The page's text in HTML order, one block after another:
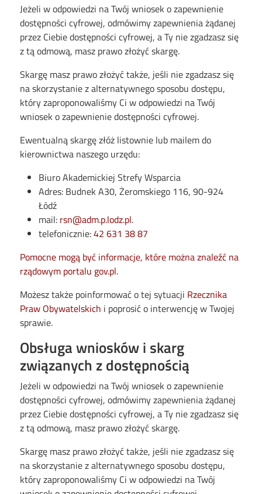
Jeżeli w odpowiedzi na Twój wniosek o zapewnienie
dostępności cyfrowej, odmówimy zapewnienia żądanej
przez Ciebie dostępności cyfrowej, a Ty nie zgadzasz się
z tą odmową, masz prawo złożyć skargę.
Skargę masz prawo złożyć także, jeśli nie zgadzasz się
na skorzystanie z alternatywnego sposobu dostępu,
który zaproponowaliśmy Ci w odpowiedzi na Twój
wniosek o zapewnienie dostępności cyfrowej.
Ewentualną skargę złóż listownie lub mailem do
kierownictwa naszego urzędu:
Biuro Akademickiej Strefy Wsparcia
Adres: Budnek A30, Żeromskiego 116, 90-924
Łódź
mail: rsn@adm.p.lodz.pl.
telefonicznie:42 631 38 87
Pomocne mogą być informacje, które można znaleźć na
rządowym portalu gov.pl.
Możesz także poinformować o tej sytuacji Rzecznika
Praw Obywatelskich i poprosić o interwencję w Twojej
sprawie.
Obsługa wniosków i skarg
związanych z dostępnością
Jeżeli w odpowiedzi na Twój wniosek o zapewnienie
dostępności cyfrowej, odmówimy zapewnienia żądanej
przez Ciebie dostępności cyfrowej, a Ty nie zgadzasz się
z tą odmową, masz prawo złożyć skargę.
Skargę masz prawo złożyć także, jeśli nie zgadzasz się
na skorzystanie z alternatywnego sposobu dostępu,
który zaproponowaliśmy Ci w odpowiedzi na Twój